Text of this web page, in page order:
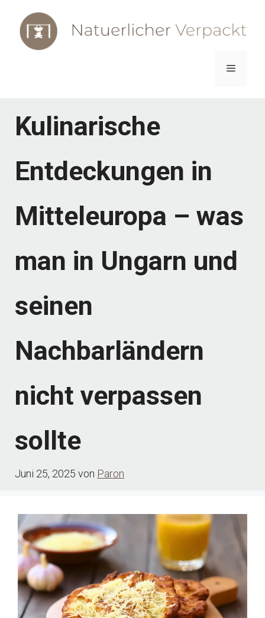
Inhalt
springen
Menü
Kulinarische
Entdeckungen in
Mitteleuropa – was
man in Ungarn und
seinen
Nachbarländern
nicht verpassen
sollte
Juni 25, 2025 von Paron